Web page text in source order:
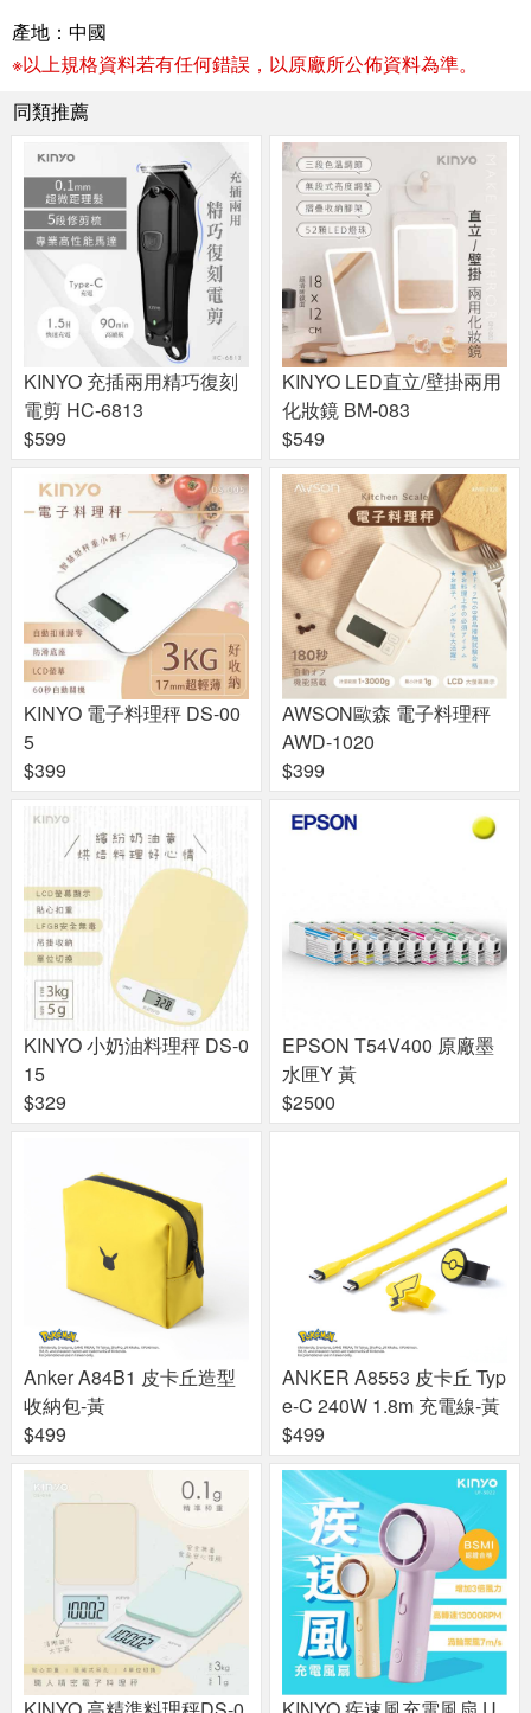
產地：中國
※以上規格資料若有任何錯誤，以原廠所公佈資料為準。
同類推薦
KINYO 充插兩用精巧復刻
電剪 HC-6813
$599
KINYO LED直立/壁掛兩用
化妝鏡 BM-083
$549
KINYO 電子料理秤 DS-00
5
$399
AWSON歐森 電子料理秤
AWD-1020
$399
KINYO 小奶油料理秤 DS-0
15
$329
EPSON T54V400 原廠墨
水匣Y 黃
$2500
Anker A84B1 皮卡丘造型
收納包-黃
$499
ANKER A8553 皮卡丘 Typ
e-C 240W 1.8m 充電線-黃
$499